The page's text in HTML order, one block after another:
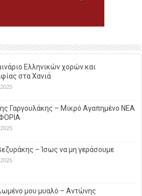
Ελληνικών χορών και
στα Χανιά
Γαργουλάκης – Μικρό Αγαπημένο NEΑ
– Ίσως να μη γεράσουμε
μου μυαλό – Αντώνης